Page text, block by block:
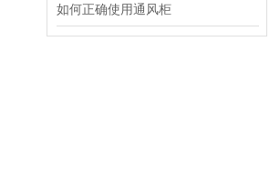
如何正确使用通风柜